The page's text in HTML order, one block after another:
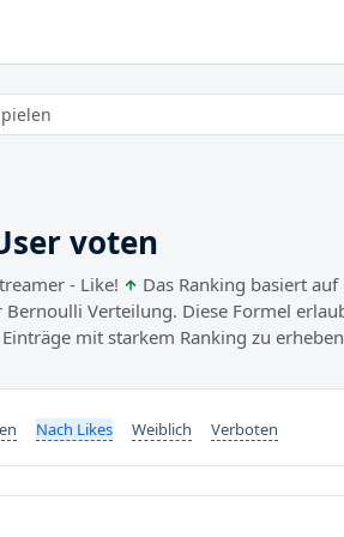
voten
- Like!
Das Ranking basiert
Verteilung. Diese Formel
mit starkem Ranking zu
Nach Likes Weiblich Verboten